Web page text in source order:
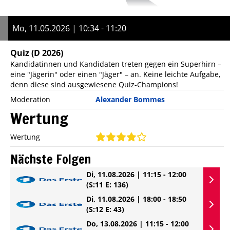
Mo, 11.05.2026 | 10:34 - 11:20
Quiz(D 2026)
Kandidatinnen und Kandidaten treten gegen ein Superhirn –
eine "Jägerin" oder einen "Jäger" – an. Keine leichte Aufgabe,
denn diese sind ausgewiesene Quiz-Champions!
Moderation
Alexander Bommes
Wertung
Wertung
Nächste Folgen
Di, 11.08.2026 | 11:15 - 12:00
(S:11 E: 136)
Di, 11.08.2026 | 18:00 - 18:50
(S:12 E: 43)
Do, 13.08.2026 | 11:15 - 12:00